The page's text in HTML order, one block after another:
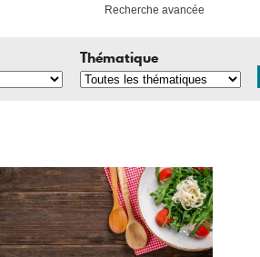
Recherche avancée
Thématique